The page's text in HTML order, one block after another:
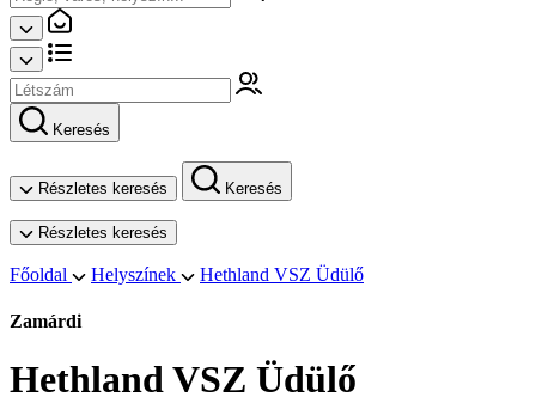
Keresés
Részletes keresés Keresés
Részletes keresés
Főoldal Helyszínek Hethland VSZ Üdülő
Zamárdi
Hethland VSZ Üdülő